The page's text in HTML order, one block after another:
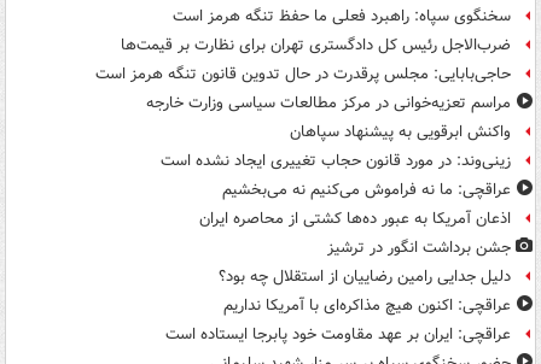
سخنگوی سپاه: راهبرد فعلی ما حفظ تنگه هرمز است
ضرب‌الاجل رئیس کل دادگستری تهران برای نظارت بر قیمت‌ها
حاجی‌بابایی: مجلس پرقدرت در حال تدوین قانون تنگه هرمز است
مراسم تعزیه‌خوانی در مرکز مطالعات سیاسی وزارت خارجه
واکنش ابرقویی به پیشنهاد سپاهان
زینی‌وند: در مورد قانون حجاب تغییری ایجاد نشده است
عراقچی: ما نه فراموش می‌کنیم نه می‌بخشیم
اذعان آمریکا به عبور ده‌ها کشتی از محاصره ایران
جشن برداشت انگور در ترشیز
دلیل جدایی رامین رضاییان از استقلال چه بود؟
عراقچی: اکنون هیچ مذاکره‌ای با آمریکا نداریم
عراقچی: ایران بر عهد مقاومت خود پابرجا ایستاده است